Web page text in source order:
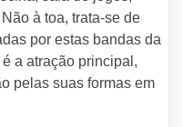
à toa, trata-se de
por estas bandas da
a atração principal,
pelas suas formas em